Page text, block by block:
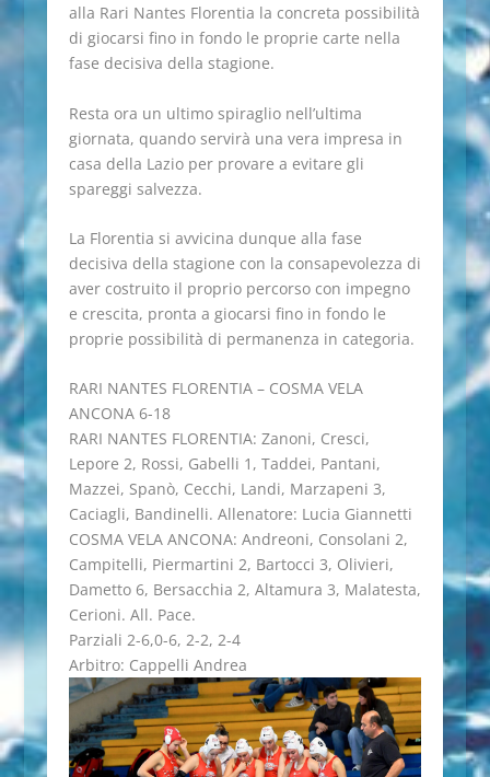
alla Rari Nantes Florentia la concreta possibilità
di giocarsi fino in fondo le proprie carte nella
fase decisiva della stagione.
Resta ora un ultimo spiraglio nell’ultima
giornata, quando servirà una vera impresa in
casa della Lazio per provare a evitare gli
spareggi salvezza.
La Florentia si avvicina dunque alla fase
decisiva della stagione con la consapevolezza di
aver costruito il proprio percorso con impegno
e crescita, pronta a giocarsi fino in fondo le
proprie possibilità di permanenza in categoria.
RARI NANTES FLORENTIA – COSMA VELA
ANCONA 6-18
RARI NANTES FLORENTIA: Zanoni, Cresci,
Lepore 2, Rossi, Gabelli 1, Taddei, Pantani,
Mazzei, Spanò, Cecchi, Landi, Marzapeni 3,
Caciagli, Bandinelli. Allenatore: Lucia Giannetti
COSMA VELA ANCONA: Andreoni, Consolani 2,
Campitelli, Piermartini 2, Bartocci 3, Olivieri,
Dametto 6, Bersacchia 2, Altamura 3, Malatesta,
Cerioni. All. Pace.
Parziali 2-6,0-6, 2-2, 2-4
Arbitro: Cappelli Andrea